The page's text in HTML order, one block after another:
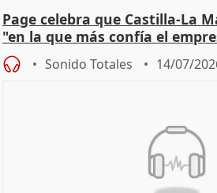
Page celebra que Castilla-La
"en la que más confía el
Sonido Totales 14/07/